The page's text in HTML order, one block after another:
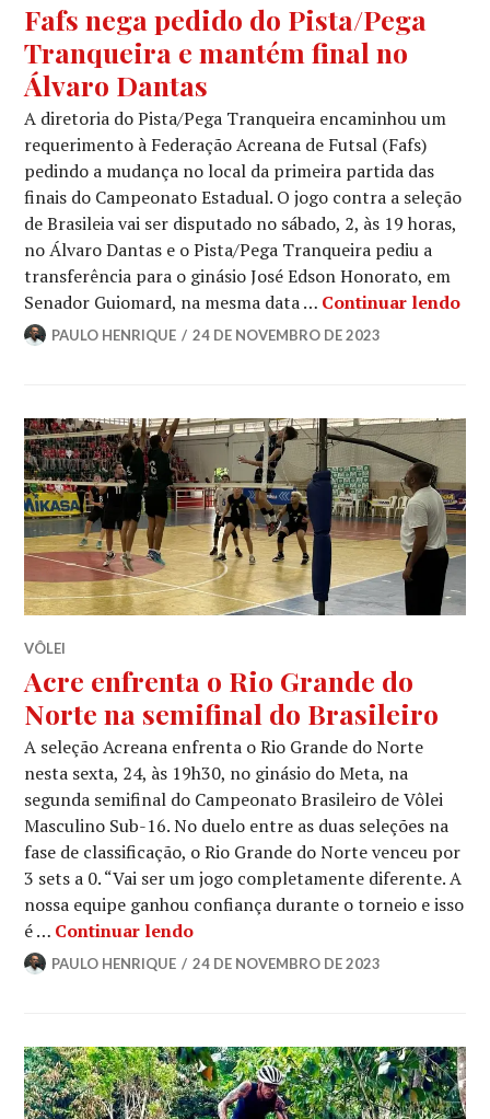
Fafs nega pedido do Pista/Pega
Tranqueira e mantém final no
Álvaro Dantas
A diretoria do Pista/Pega Tranqueira encaminhou um
requerimento à Federação Acreana de Futsal (Fafs)
pedindo a mudança no local da primeira partida das
finais do Campeonato Estadual. O jogo contra a seleção
de Brasileia vai ser disputado no sábado, 2, às 19 horas,
no Álvaro Dantas e o Pista/Pega Tranqueira pediu a
transferência para o ginásio José Edson Honorato, em
Senador Guiomard, na mesma data … Continuar lendo
PAULO HENRIQUE 24 DE NOVEMBRO DE 2023
VÔLEI
Acre enfrenta o Rio Grande do
Norte na semifinal do Brasileiro
A seleção Acreana enfrenta o Rio Grande do Norte
nesta sexta, 24, às 19h30, no ginásio do Meta, na
segunda semifinal do Campeonato Brasileiro de Vôlei
Masculino Sub-16. No duelo entre as duas seleções na
fase de classificação, o Rio Grande do Norte venceu por
3 sets a 0. “Vai ser um jogo completamente diferente. A
nossa equipe ganhou confiança durante o torneio e isso
é … Continuar lendo
PAULO HENRIQUE 24 DE NOVEMBRO DE 2023